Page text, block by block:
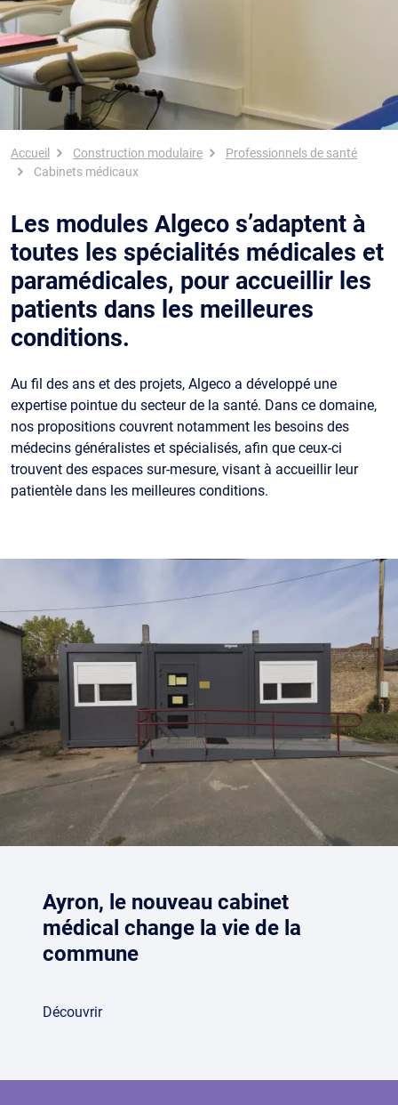
Fil d'Ariane
Accueil Construction modulaire
Professionnels de santé
Cabinets médicaux
Les modules Algeco s’adaptent à
toutes les spécialités médicales et
paramédicales, pour accueillir les
patients dans les meilleures
conditions.
Au fil des ans et des projets, Algeco a développé une
expertise pointue du secteur de la santé. Dans ce domaine,
nos propositions couvrent notamment les besoins des
médecins généralistes et spécialisés, afin que ceux-ci
trouvent des espaces sur-mesure, visant à accueillir leur
patientèle dans les meilleures conditions.
Ayron, le nouveau cabinet
médical change la vie de la
commune
Découvrir